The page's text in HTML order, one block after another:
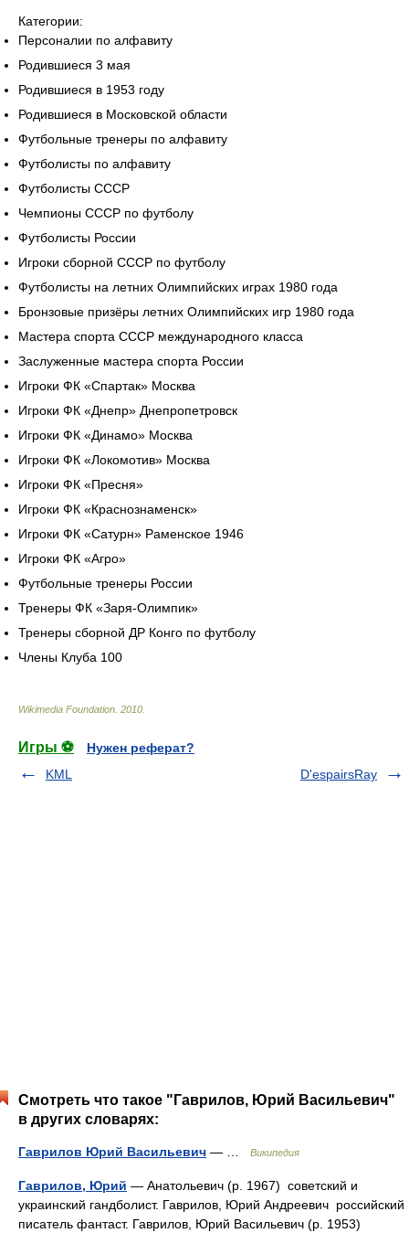
Категории:
Персоналии по алфавиту
Родившиеся 3 мая
Родившиеся в 1953 году
Родившиеся в Московской области
Футбольные тренеры по алфавиту
Футболисты по алфавиту
Футболисты СССР
Чемпионы СССР по футболу
Футболисты России
Игроки сборной СССР по футболу
Футболисты на летних Олимпийских играх 1980 года
Бронзовые призёры летних Олимпийских игр 1980 года
Мастера спорта СССР международного класса
Заслуженные мастера спорта России
Игроки ФК «Спартак» Москва
Игроки ФК «Днепр» Днепропетровск
Игроки ФК «Динамо» Москва
Игроки ФК «Локомотив» Москва
Игроки ФК «Пресня»
Игроки ФК «Краснознаменск»
Игроки ФК «Сатурн» Раменское 1946
Игроки ФК «Агро»
Футбольные тренеры России
Тренеры ФК «Заря-Олимпик»
Тренеры сборной ДР Конго по футболу
Члены Клуба 100
Wikimedia Foundation 2010
Игры ⚽
Нужен реферат?
KML
D'espairsRay
Смотреть что такое "Гаврилов, Юрий Васильевич"
в других словарях:
Гаврилов Юрий Васильевич — … Википедия
Гаврилов, Юрий — Анатольевич (р. 1967) советский и
украинский гандболист. Гаврилов, Юрий Андреевич российский
писатель фантаст. Гаврилов, Юрий Васильевич (р. 1953)